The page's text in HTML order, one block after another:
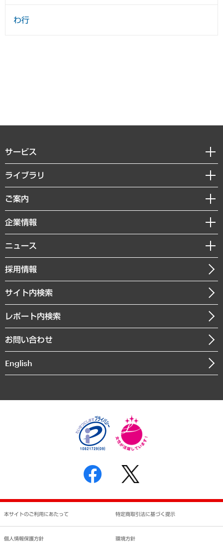
わ行
サービス
経営戦略
組織・人事戦略
デジタルイノベーション
共生・ダイバーシティ
GRC（ガバナンス・リスク・コンプライアンス）・防災（政策）
経済・産業・雇用・労働
まちづくり・観光・交通・スポーツ・スマートシティ
自然資源・農林水産業・食料システム
ライブラリ
経済調査
レポート
コラム
経営用語集
受託・受注実績（官公庁関連）
メディア掲載・出演
ご案内
セミナー・イベント情報
MUFGビジネスセミナー
受託案件情報
企業情報
私たちの想い
社長メッセージ
会社概要
沿革
組織図・本部部室紹介
インドネシア現地法人
個人情報保護方針
反社会的勢力に対する基本方針
書面による個人情報の開示等の請求の手続きについて
ニュース
ニュースリリース
お知らせ
採用情報
サイト内検索
レポート内検索
お問い合わせ
English
本サイトのご利用にあたって 特定商取引法に基づく提示
個人情報保護方針 環境方針